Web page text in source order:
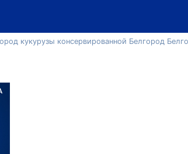
кукурузы консервированной Белгород